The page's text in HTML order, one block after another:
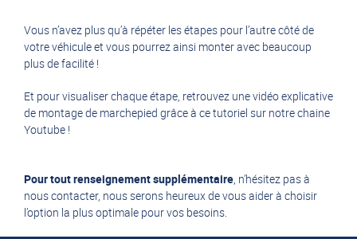
Vous n’avez plus qu’à répéter les étapes pour l’autre côté de
votre véhicule et vous pourrez ainsi monter avec beaucoup
plus de facilité !
Et pour visualiser chaque étape, retrouvez unevidéo explicative
de montage de marchepied grâce à ce tutoriel sur notre chaine
Youtube !
Pour tout renseignement supplémentaire, n’hésitez pas à
nous contacter, nous serons heureux de vous aider à choisir
l’option la plus optimale pour vos besoins.